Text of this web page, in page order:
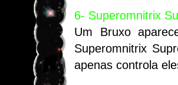
6- Superomnitrix
Um Bruxo
Superomnitrix
apenas controla